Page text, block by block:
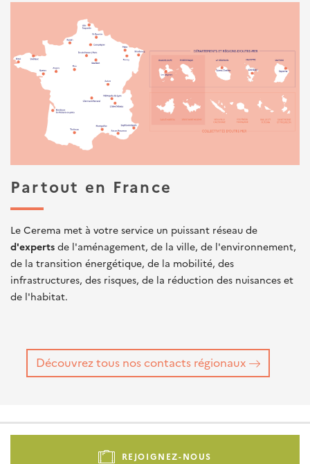
Partout en France
Le Cerema met à votre service un puissant réseau de
d'experts de l'aménagement, de la ville, de l'environnement,
de la transition énergétique, de la mobilité, des
infrastructures, des risques, de la réduction des nuisances et
de l'habitat.
Découvrez tous nos contacts régionaux
Pied
REJOIGNEZ-NOUS